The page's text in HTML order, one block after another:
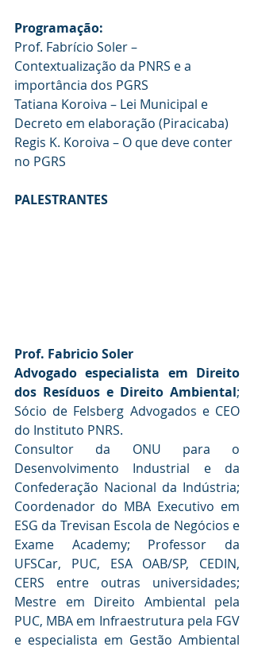
Programação:
Prof. Fabrício Soler –
Contextualização da PNRS e a
importância dos PGRS
Tatiana Koroiva – Lei Municipal e
Decreto em elaboração (Piracicaba)
Regis K. Koroiva – O que deve conter
no PGRS
PALESTRANTES
Prof. Fabricio Soler
Advogado especialista em Direito
dos Resíduos e Direito Ambiental;
Sócio de Felsberg Advogados e CEO
do Instituto PNRS.
Consultor da ONU para o
Desenvolvimento Industrial e da
Confederação Nacional da Indústria;
Coordenador do MBA Executivo em
ESG da Trevisan Escola de Negócios e
Exame Academy; Professor da
UFSCar, PUC, ESA OAB/SP, CEDIN,
CERS entre outras universidades;
Mestre em Direito Ambiental pela
PUC, MBA em Infraestrutura pela FGV
e especialista em Gestão Ambiental